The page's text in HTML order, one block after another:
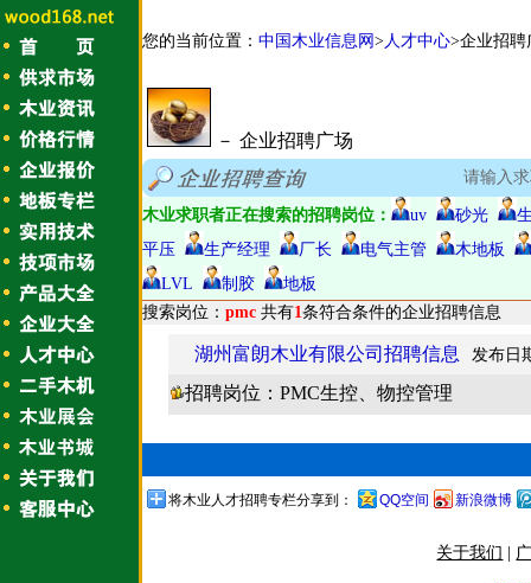
您的当前位置： 中国木业信息网 >人才中心>企业招聘
－ 企业招聘广场
请输入
木业求职者正在搜索的招聘岗位： uv 砂光
平压
生产经理 厂长 电气主管
木地板
LVL
制胶
地板
搜索岗位： pmc 共有1条符合条件的企业招聘信息
湖州富朗木业有限公司招聘信息 发布日
招聘岗位：PMC生控、物控管理
将木业人才招聘专栏分享到： QQ空间 新浪微博
关于我们